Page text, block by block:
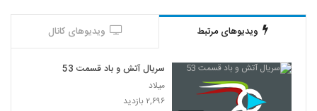
ویدیوهای مرتبط ویدیوهای کانال
سریال آتش و باد قسمت 53
میلاد
۲,۶۹۶ بازدید